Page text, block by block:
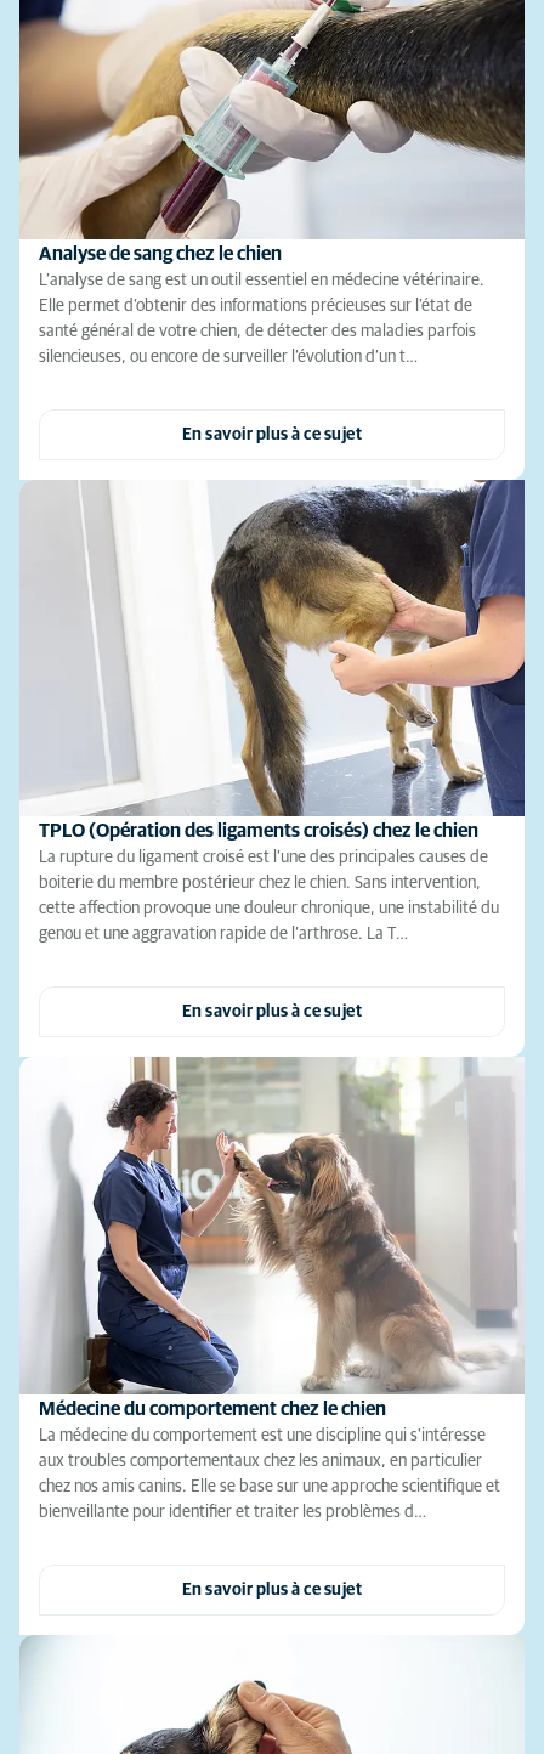
Analyse de sang chez le chien
L’analyse de sang est un outil essentiel en médecine vétérinaire.
Elle permet d’obtenir des informations précieuses sur l’état de
santé général de votre chien, de détecter des maladies parfois
silencieuses, ou encore de surveiller l’évolution d’un t…
En savoir plus à ce sujet
TPLO (Opération des ligaments croisés) chez le chien
La rupture du ligament croisé est l’une des principales causes de
boiterie du membre postérieur chez le chien. Sans intervention,
cette affection provoque une douleur chronique, une instabilité du
genou et une aggravation rapide de l’arthrose. La T…
En savoir plus à ce sujet
Médecine du comportement chez le chien
La médecine du comportement est une discipline qui s'intéresse
aux troubles comportementaux chez les animaux, en particulier
chez nos amis canins. Elle se base sur une approche scientifique et
bienveillante pour identifier et traiter les problèmes d…
En savoir plus à ce sujet